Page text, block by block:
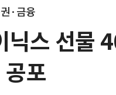
·금융
닉스 선물
공포